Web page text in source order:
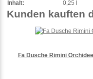
Inhalt:
0,25 l
Kunden kauften
Fa Dusche Rimini